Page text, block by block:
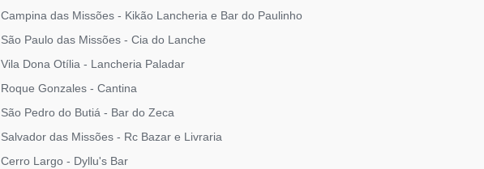
Campina das Missões - Kikão Lancheria e Bar do Paulinho
São Paulo das Missões - Cia do Lanche
Vila Dona Otília - Lancheria Paladar
Roque Gonzales - Cantina
São Pedro do Butiá - Bar do Zeca
Salvador das Missões - Rc Bazar e Livraria
Cerro Largo - Dyllu's Bar